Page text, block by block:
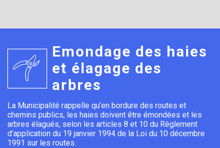
Emondage des haies
et élagage des
arbres
La Municipalité rappelle qu’en bordure des routes et
chemins publics, les haies doivent être émondées et les
arbres élagués, selon les articles 8 et 10 du Règlement
d’application du 19 janvier 1994 de la Loi du 10 décembre
1991 sur les routes.